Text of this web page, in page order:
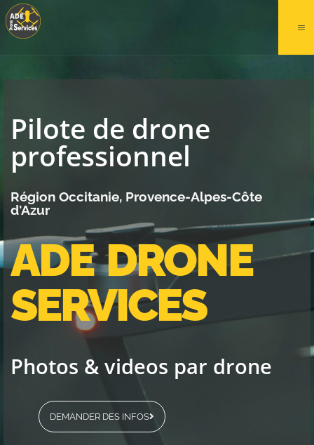
Pilote de drone
professionnel
Région Occitanie, Provence-Alpes-Côte
d'Azur
ADE DRONE
SERVICES
Photos & videos par drone
DEMANDER DES INFOS